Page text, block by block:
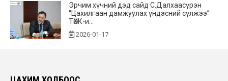
Эрчим хүчний дэд сайд С.Далхаасүрэн
“Цахилгаан дамжуулах үндэсний сүлжээ”
ТӨХК-и...
2026-01-17
үйлчлэгч